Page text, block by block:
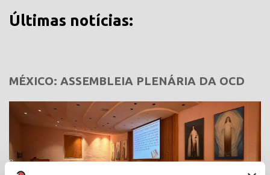
Últimas notícias:
MÉXICO: ASSEMBLEIA PLENÁRIA DA OCD